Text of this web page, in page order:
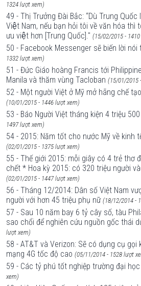
1324 lượt xem)
49 - Thị Trưởng Đài Bắc: “Dù Trung
Việt Nam, nếu bạn hỏi tôi về văn hóa thì
ưu việt hơn [Trung Quốc]." (15/02/2015 -
50 - Facebook Messenger sẽ biến lời nói
1332 lượt xem)
51 - Đức Giáo hoàng Francis tới
Manila và thăm vùng Tacloban (15/01/2015
52 - Một người Việt ở Mỹ mở hãng chế
(10/01/2015 - 1446 lượt xem)
53 - Báo Người Việt tháng kiện 4 triệu
1497 lượt xem)
54 - 2015: Năm tốt cho nước Mỹ về kinh
(02/01/2015 - 1375 lượt xem)
55 - Thế giới 2015: mỗi giây có 4 trẻ thơ
chết * Hoa kỳ 2015: có 320 triệu người
(02/01/2015 - 1447 lượt xem)
56 - Tháng 12/2014: Dân số Việt Nam
người với hơn 45 triệu phụ nữ (18/12/2014 -
57 - Sau 10 năm bay 6 tỷ cây số, tàu
sao chổi để nghiên cứu nguồn gốc thái
lượt xem)
58 - AT&T và Verizon: Sẽ có dụng cụ
mạng 4G tốc độ cao (05/11/2014 - 1528 lượt
59 - Các tỷ phú tốt nghiệp trường đại học
xem)